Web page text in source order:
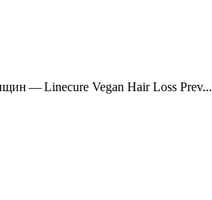
— Linecure Vegan Hair Loss Prev...